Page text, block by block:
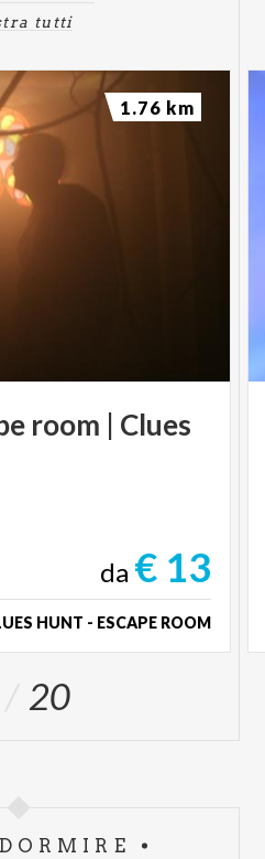
tutti
room | Clues
da € 13
HUNT - ESCAPE ROOM
1.76 km
20